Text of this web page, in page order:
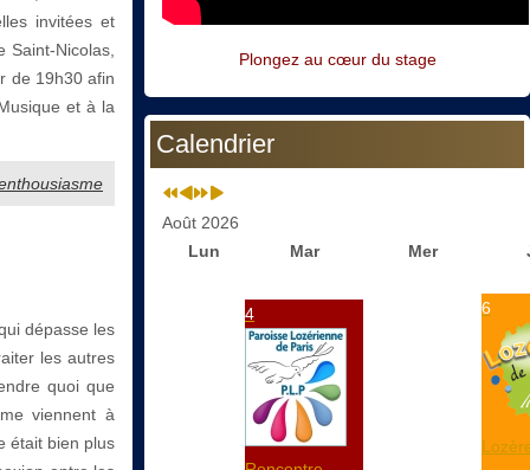
invitées et
Nicolas,
de 19h30 afin
et à la
dépasse les
les autres
quoi que
viennent à
était bien plus
Plongez au cœur du stage
Calendrier
Août 2026
Lun
Mar Mer
4 6